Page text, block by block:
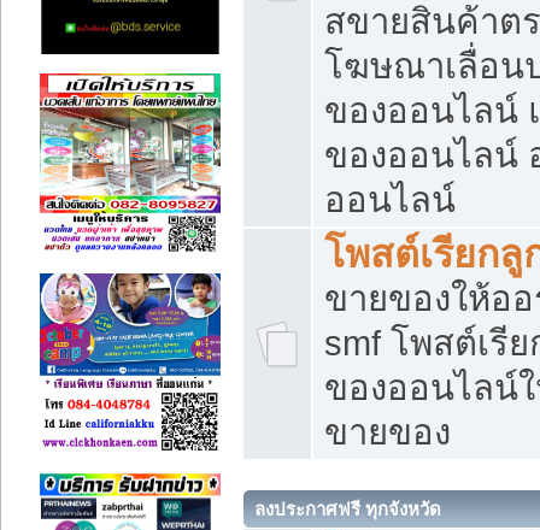
สขายสินค้าต
โฆษณาเลื่อน
ของออนไลน์
ของออนไลน์
ออนไลน์
โพสต์เรียก
ขายของให้ออ
smf โพสต์เรี
ของออนไลน์
ขายของ
ลงประกาศฟรี ทุกจังหวัด